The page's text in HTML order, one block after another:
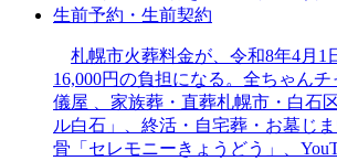
生前予約・生前契約
札幌市火葬料金が、令和8年4月1
16,000円の負担になる。全ちゃん
儀屋 、家族葬・直葬札幌市・白石
ル白石」、終活・自宅葬・お墓じ
骨「セレモニーきょうどう」、